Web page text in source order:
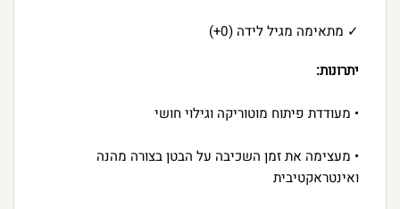
✓ מתאימה מגיל לידה (0+)
יתרונות:
• מעודדת פיתוח מוטוריקה וגילוי חושי
• מעצימה את זמן השכיבה על הבטן בצורה מהנה
ואינטראקטיבית